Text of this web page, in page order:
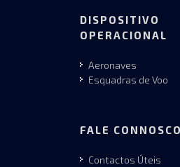
DISPOSITIVO
OPERACIONAL
Aeronaves
Esquadras de Voo
FALE CONNOSCO
Contactos Úteis